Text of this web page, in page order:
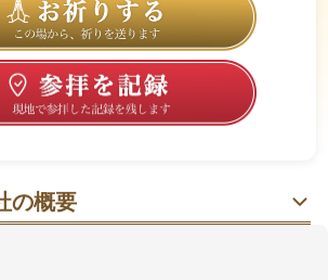
の概要